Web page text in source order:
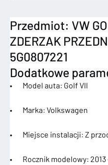
Przedmiot: VW
ZDERZAK
5G0807221
Dodatkowe
• Model auta: Golf VII
• Marka: Volkswagen
• Miejsce instalacji: Z
• Rocznik modelowy: 2013